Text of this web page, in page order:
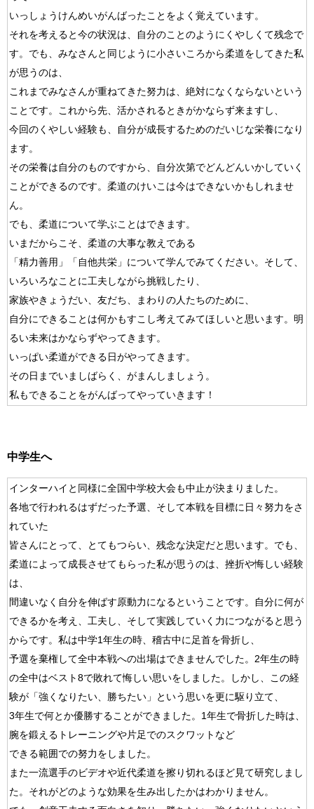
いっしょうけんめいがんばったことをよく覚えています。
それを考えると今の状況は、自分のことのようにくやしくて残念で
す。でも、みなさんと同じように小さいころから柔道をしてきた私
が思うのは、
これまでみなさんが重ねてきた努力は、絶対になくならないという
ことです。これから先、活かされるときがかならず来ますし、
今回のくやしい経験も、自分が成長するためのだいじな栄養になり
ます。
その栄養は自分のものですから、自分次第でどんどんいかしていく
ことができるのです。柔道のけいこは今はできないかもしれませ
ん。
でも、柔道について学ぶことはできます。
いまだからこそ、柔道の大事な教えである
「精力善用」「自他共栄」について学んでみてください。そして、
いろいろなことに工夫しながら挑戦したり、
家族やきょうだい、友だち、まわりの人たちのために、
自分にできることは何かもすこし考えてみてほしいと思います。明
るい未来はかならずやってきます。
いっぱい柔道ができる日がやってきます。
その日までいましばらく、がまんしましょう。
私もできることをがんばってやっていきます！
中学生へ
インターハイと同様に全国中学校大会も中止が決まりました。
各地で行われるはずだった予選、そして本戦を目標に日々努力をさ
れていた
皆さんにとって、とてもつらい、残念な決定だと思います。でも、
柔道によって成長させてもらった私が思うのは、挫折や悔しい経験
は、
間違いなく自分を伸ばす原動力になるということです。自分に何が
できるかを考え、工夫し、そして実践していく力につながると思う
からです。私は中学1年生の時、稽古中に足首を骨折し、
予選を棄権して全中本戦への出場はできませんでした。2年生の時
の全中はベスト8で敗れて悔しい思いをしました。しかし、この経
験が「強くなりたい、勝ちたい」という思いを更に駆り立て、
3年生で何とか優勝することができました。1年生で骨折した時は、
腕を鍛えるトレーニングや片足でのスクワットなど
できる範囲での努力をしました。
また一流選手のビデオや近代柔道を擦り切れるほど見て研究しまし
た。それがどのような効果を生み出したかはわかりません。